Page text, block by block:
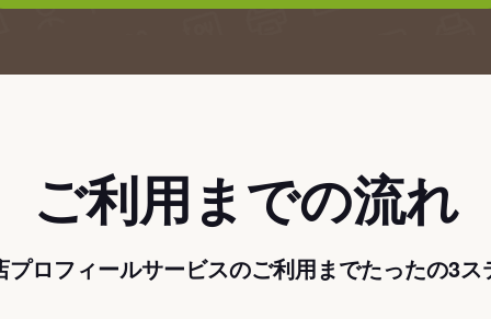
ご利用までの流れ
プロフィールサービスのご利用までたったの3ス